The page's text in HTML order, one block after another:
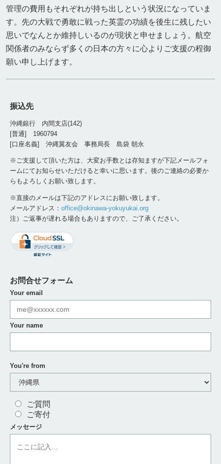
管理の費用もそれぞれが持ち出しという状況になっていま
す。先の大戦で勇敢に戦った英霊の功績を後生に残したい
思いでなんとか維持しいるのが現状と申せましょう。航空
関係者のみならず多くの日本の方々に心よりご支援の程御
願い申し上げます。
振込先
沖縄銀行 内間支店(142)
[普通] 1960794
[口座名義] 沖縄翼友会 事務局長 島袋 朝永
※ご支援して頂いた方は、大変お手数とは存知ますが下記メールフォ
ームにてお知らせいただけると幸いに思います。後のご連絡の必要か
らもよろしくお願い致します。
※直接のメールは下記のアドレスにお願い致します。
メールアドレス：office@okinawa-yokuyukai.org
注）ご返事が遅れる場合もありますので、ご了承ください。
お問合せフォーム
Your email
Your name
You're from
ご質問
ご寄付
メッセージ